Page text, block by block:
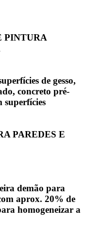
PINTURA
de gesso,
concreto pré-
superfícies
PAREDES E
demão para
aprox. 20% de
homogeneizar a